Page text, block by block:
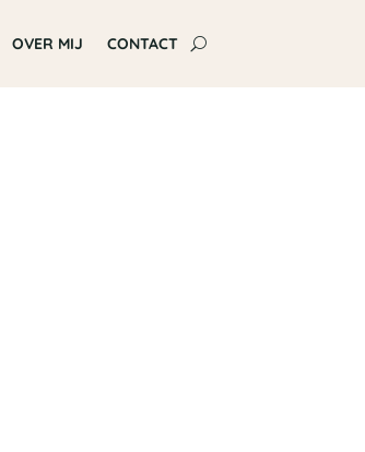
OVER MIJ CONTACT